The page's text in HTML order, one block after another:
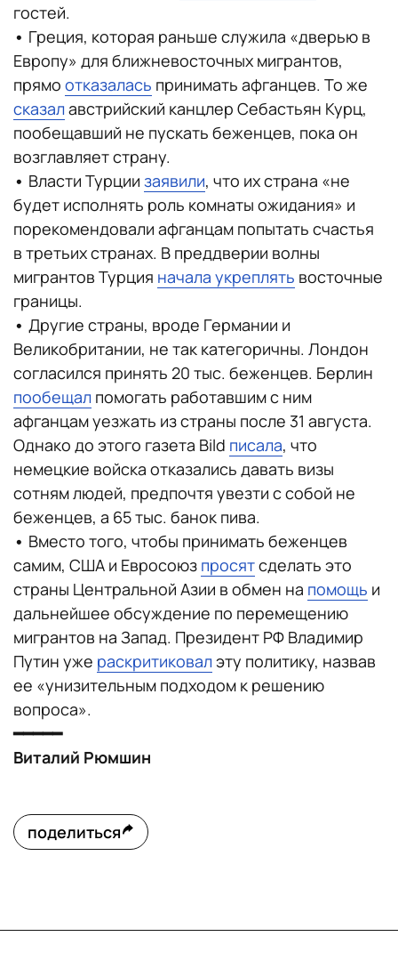
гостей.
• Греция, которая раньше служила «дверью в
Европу» для ближневосточных мигрантов,
прямо отказалась принимать афганцев. То же
сказалавстрийский канцлер Себастьян Курц,
пообещавший не пускать беженцев, пока он
возглавляет страну.
• Власти Турции заявили, что их страна «не
будет исполнять роль комнаты ожидания» и
порекомендовали афганцам попытать счастья
в третьих странах. В преддверии волны
мигрантов Турция начала укреплять восточные
границы.
• Другие страны, вроде Германии и
Великобритании, не так категоричны. Лондон
согласился принять 20 тыс. беженцев. Берлин
пообещал помогать работавшим с ним
афганцам уезжать из страны после 31 августа.
Однако до этого газета Bild писала, что
немецкие войска отказались давать визы
сотням людей, предпочтя увезти с собой не
беженцев, а 65 тыс. банок пива.
• Вместо того, чтобы принимать беженцев
самим, США и Евросоюз просятсделать это
страны Центральной Азии в обмен на помощь и
дальнейшее обсуждение по перемещению
мигрантов на Запад. Президент РФ Владимир
Путин уже раскритиковалэту политику, назвав
ее «унизительным подходом к решению
вопроса».
━━━━━
Виталий Рюмшин
поделиться